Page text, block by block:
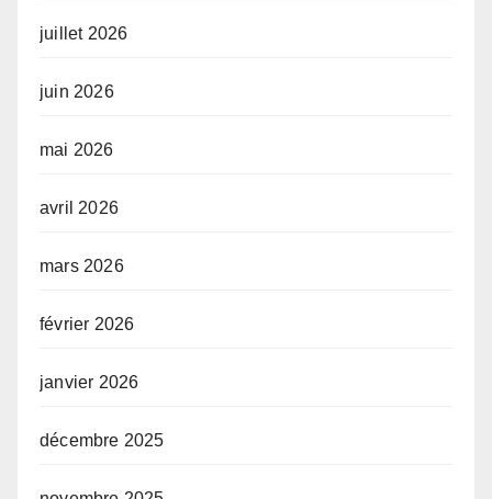
juillet 2026
juin 2026
mai 2026
avril 2026
mars 2026
février 2026
janvier 2026
décembre 2025